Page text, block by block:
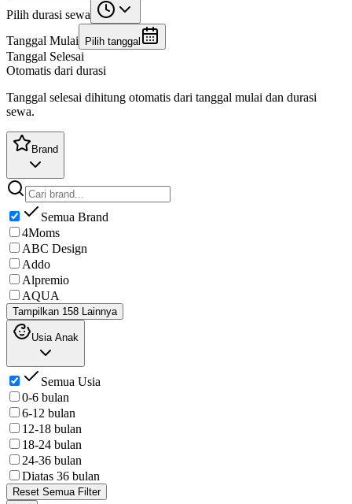
Pilih durasi sewa
Tanggal Mulai
Pilih tanggal
Tanggal Selesai
Otomatis dari durasi
Tanggal selesai dihitung otomatis dari tanggal mulai dan durasi
sewa.
Brand
Semua Brand
4Moms
ABC Design
Addo
Alpremio
AQUA
Tampilkan 158 Lainnya
Usia Anak
Semua Usia
0-6 bulan
6-12 bulan
12-18 bulan
18-24 bulan
24-36 bulan
Diatas 36 bulan
Reset Semua Filter